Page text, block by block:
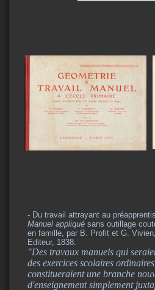
- Du travail attrayant au
Manuel appliqué sans outillage
en famille, par B. Profit et G.
Editeur, 1838.
"Des travaux manuels qui
des exercices scolaires
constitueraient une branche
d'enseignement simplement